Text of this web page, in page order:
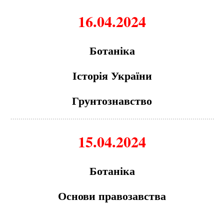
16.04.2024
Ботаніка
Історія України
Грунтознавство
15.04.2024
Ботаніка
Основи правозавства